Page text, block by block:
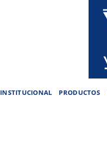
INSTITUCIONAL PRODUCTOS